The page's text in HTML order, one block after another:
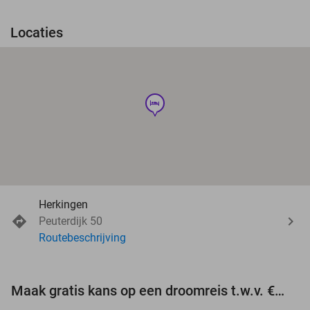
Locaties
hotel
Herkingen
Peuterdijk 50
Routebeschrijving
Maak gratis kans op een droomreis t.w.v. €3.000!